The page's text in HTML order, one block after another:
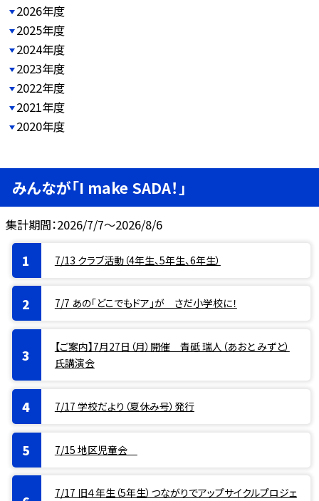
2026年度
2025年度
2024年度
2023年度
2022年度
2021年度
2020年度
みんなが「I make SADA！」
集計期間：2026/7/7～2026/8/6
7/13 クラブ活動（4年生、5年生、6年生）
7/7 あの「どこでもドア」が さだ小学校に！
【ご案内】7月27日（月）開催 青砥 瑞人（あおと みずと）
氏講演会
7/17 学校だより（夏休み号）発行
7/15 地区児童会
7/17 旧４年生（5年生）つながりでアップサイクルプロジェ